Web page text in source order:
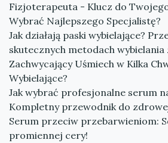
Fizjoterapeuta - Klucz do
Wybrać Najlepszego Specjalistę?
Jak działają paski wybielające?
skutecznych metodach wybielania
Zachwycający Uśmiech w Kilka
Wybielające?
Jak wybrać profesjonalne serum
Kompletny przewodnik do
Serum przeciw przebarwieniom:
promiennej cery!